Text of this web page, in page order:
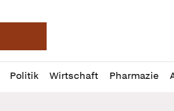
Deutsche Apotheker
Politik Wirtschaft Pharmazie
Profil
öffnen
Daz
Pur